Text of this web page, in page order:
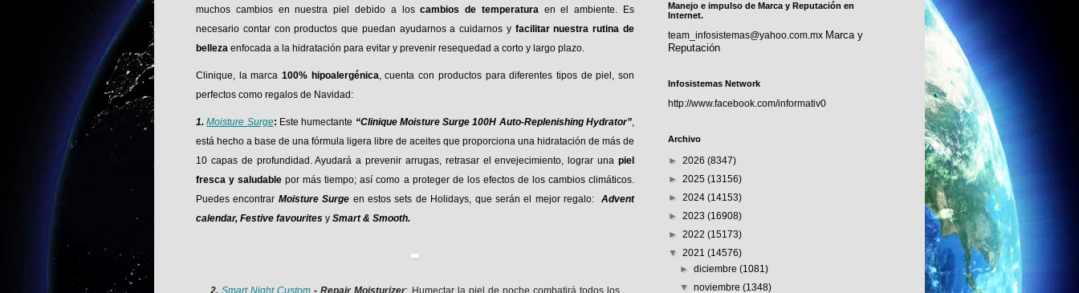
muchos cambios en nuestra piel debido a loscambios de temperaturaen el ambiente. Es
necesario contar con productos que puedan ayudarnos a cuidarnos y facilitar nuestra rutina de
belleza enfocada a la hidratación para evitar y prevenir resequedad a corto y largo plazo.
Clinique, la marca100% hipoalergénica, cuenta con productos para diferentes tipos de piel, son
perfectos como regalos de Navidad:
1.Moisture Surge: Este humectante “Clinique Moisture Surge 100H Auto-Replenishing Hydrator”,
está hecho a base de una fórmula ligera libre de aceites que proporciona una hidratación de más de
10 capas de profundidad. Ayudará a prevenir arrugas, retrasar el envejecimiento, lograr una piel
fresca y saludable por más tiempo; así como a proteger de los efectos de los cambios climáticos.
Puedes encontrar Moisture Surge en estos sets de Holidays, que serán el mejor regalo:Advent
calendar, Festive favourites y Smart & Smooth.
2.Smart Night Custom - Repair Moisturizer: Humectar la piel de noche combatirá todos los
Manejo e impulso de Marca y Reputación en
Internet.
team_infosistemas@yahoo.com.mx Marca y
Reputación
Infosistemas Network
http://www.facebook.com/informativ0
Archivo
► 2026 (8347)
► 2025 (13156)
► 2024 (14153)
► 2023 (16908)
► 2022 (15173)
▼ 2021 (14576)
►diciembre(1081)
▼noviembre(1348)